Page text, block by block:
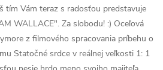
tím Vám teraz s radosťou predstavuje
WALLACE". Za slobodu! :) Oceľová
z filmového spracovania príbehu o
Statočné srdce v reálnej veľkosti 1: 1